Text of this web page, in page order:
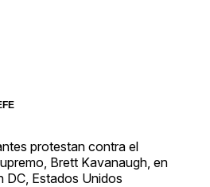
protestan contra el
Brett Kavanaugh, en
DC, Estados Unidos